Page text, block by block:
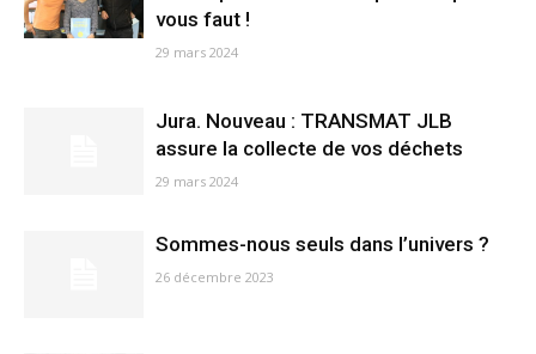
vous faut !
29 mars 2024
Jura. Nouveau : TRANSMAT JLB
assure la collecte de vos déchets
29 mars 2024
Sommes-nous seuls dans l’univers ?
26 décembre 2023